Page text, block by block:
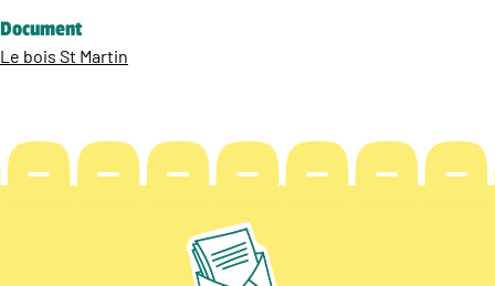
Document
Le bois St Martin